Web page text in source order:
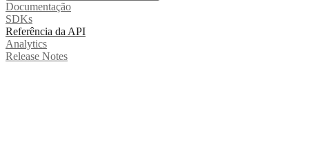
Documentação
SDKs
Referência da API
Analytics
Release Notes